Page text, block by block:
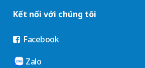
Kết nối với chúng tôi
Facebook
Zalo